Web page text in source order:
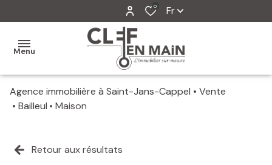
0 Fr
Menu
MON
MES
Agence immobilière à Saint-Jans-Cappel
Vente
Bailleul
Maison
Retour aux résultats